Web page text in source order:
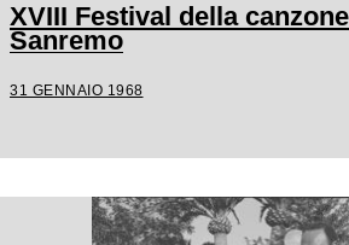
XVIII Festival della
Sanremo
31 GENNAIO 1968